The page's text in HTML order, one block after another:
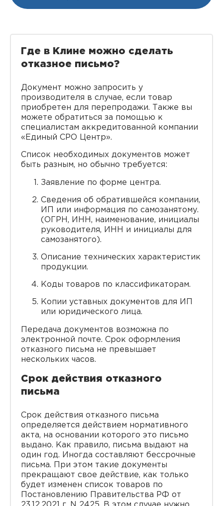
Где в Клине можно сделать
отказное письмо?
Документ можно запросить у
производителя в случае, если товар
приобретен для перепродажи. Также вы
можете обратиться за помощью к
специалистам аккредитованной компании
«Единый СРО Центр‎».
Список необходимых документов может
быть разным, но обычно требуется:
Заявление по форме центра.
Сведения об обратившейся компании,
ИП или информация по самозанятому.
(ОГРН, ИНН, наименование, инициалы
руководителя, ИНН и инициалы для
самозанятого).
Описание технических характеристик
продукции.
Коды товаров по классификаторам.
Копии уставных документов для ИП
или юридического лица.
Передача документов возможна по
электронной почте. Срок оформления
отказного письма не превышает
нескольких часов.
Срок действия отказного
письма
Срок действия отказного письма
определяется действием нормативного
акта, на основании которого это письмо
выдано. Как правило, письма выдают на
один год. Иногда составляют бессрочные
письма. При этом такие документы
прекращают свое действие, как только
будет изменен список товаров по
Постановлению Правительства РФ от